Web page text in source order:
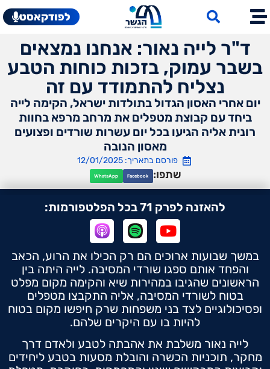
לפודקאסט
ד"ר לייה נאור: אנחנו נמצאים
בשבר עמוק, בזכות כוחות הטבע
נצליח להתמודד עם זה
יום אחרי האסון הגדול בתולדות ישראל, הקימה לייה
ביחד עם קבוצת מטפלים את מרחב מרפא בחוות
רונית אליה הגיעו בכל יום עשרות שורדים ופצועים
מאסון הנובה
פורסם בתאריך: 12/01/2025
שתפו: Facebook
WhatsApp
להאזנה לפרק 71 בכל הפלטפורמות:
במשך שבועות ארוכים הם רק הכילו את הרוע, הכאב
והפחד אותם ספגו שורדי המסיבה. לייה היתה בין
הראשונים שהגיבו במהירות שיא והקימה מקום מפלט
בטוח לשורדי המסיבה, אליה התקבצו מטפלים
ופסיכולוגיים לצד בני משפחות שרק חיפשו מקום בטוח
להיות בו עם היקרים שלהם.
לייה נאור משלבת את אהבתה לטבע ולאדם דרך
מחקר, תוכניות הכשרה והובלת מסעות בטבע ליחידים